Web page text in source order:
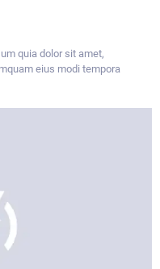
quia dolor sit amet,
eius modi tempora